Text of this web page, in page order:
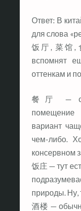
Ответ: В
для слова
饭厅, 菜馆,
вспомнят
оттенкам и
餐厅 —
вариант
чем-либо.
консервном
饭庄 — тут
природы. Ну,
酒楼 —